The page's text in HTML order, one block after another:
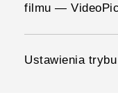
filmu — VideoPic
Ustawienia